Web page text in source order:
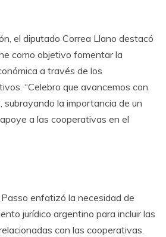
el diputado Correa Llano destacó
como objetivo fomentar la
a través de los
“Celebro que avancemos con
subrayando la importancia de un
a las cooperativas en el
enfatizó la necesidad de
jurídico argentino para incluir las
con las cooperativas.